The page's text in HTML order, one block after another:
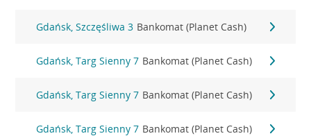
Gdańsk, Szczęśliwa 3 Bankomat (Planet Cash)
Gdańsk, Targ Sienny 7 Bankomat (Planet Cash)
Gdańsk, Targ Sienny 7 Bankomat (Planet Cash)
Gdańsk, Targ Sienny 7 Bankomat (Planet Cash)